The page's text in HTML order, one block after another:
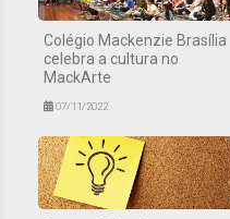
Colégio Mackenzie Brasília
celebra a cultura no
MackArte
07/11/2022